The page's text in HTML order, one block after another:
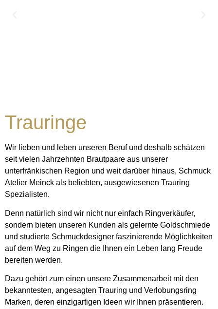
Trauringe
Wir lieben und leben unseren Beruf und deshalb schätzen
seit vielen Jahrzehnten Brautpaare aus unserer
unterfränkischen Region und weit darüber hinaus, Schmuck
Atelier Meinck als beliebten, ausgewiesenen Trauring
Spezialisten.
Denn natürlich sind wir nicht nur einfach Ringverkäufer,
sondern bieten unseren Kunden als gelernte Goldschmiede
und studierte Schmuckdesigner faszinierende Möglichkeiten
auf dem Weg zu Ringen die Ihnen ein Leben lang Freude
bereiten werden.
Dazu gehört zum einen unsere Zusammenarbeit mit den
bekanntesten, angesagten Trauring und Verlobungsring
Marken, deren einzigartigen Ideen wir Ihnen präsentieren.